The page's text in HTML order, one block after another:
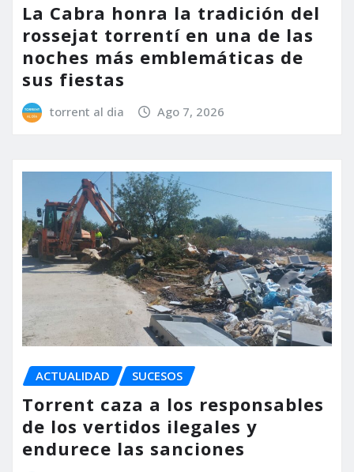
La Cabra honra la tradición del
rossejat torrentí en una de las
noches más emblemáticas de
sus fiestas
torrent al dia Ago 7, 2026
ACTUALIDAD SUCESOS
Torrent caza a los responsables
de los vertidos ilegales y
endurece las sanciones